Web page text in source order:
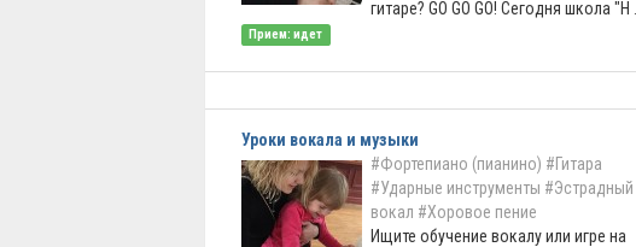
гитаре? GO GO GO! Сегодня школа "Н ...
Прием: идет
Уроки вокала и музыки
#Фортепиано (пианино) #Гитара
#Ударные инструменты #Эстрадный
вокал #Хоровое пение
Ищите обучение вокалу или игре на